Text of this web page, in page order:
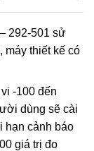
292-501 sử
máy thiết kế có
-100 đến
dùng sẽ cài
hạn cảnh báo
giá trị đo